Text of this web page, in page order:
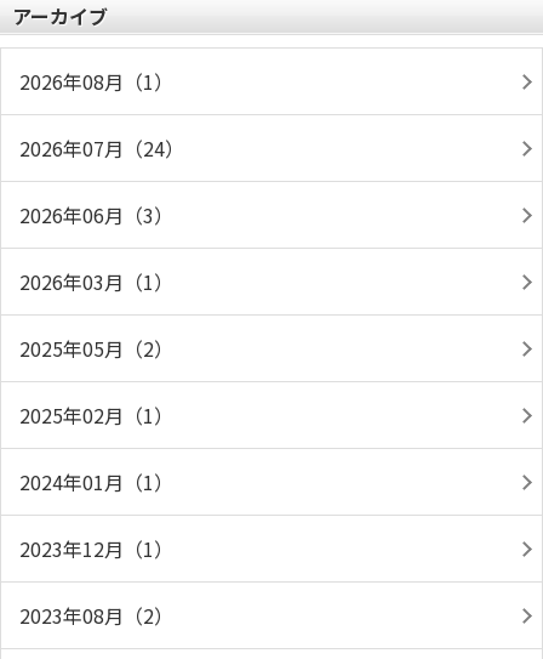
アーカイブ
2026年08月（1）
2026年07月（24）
2026年06月（3）
2026年03月（1）
2025年05月（2）
2025年02月（1）
2024年01月（1）
2023年12月（1）
2023年08月（2）